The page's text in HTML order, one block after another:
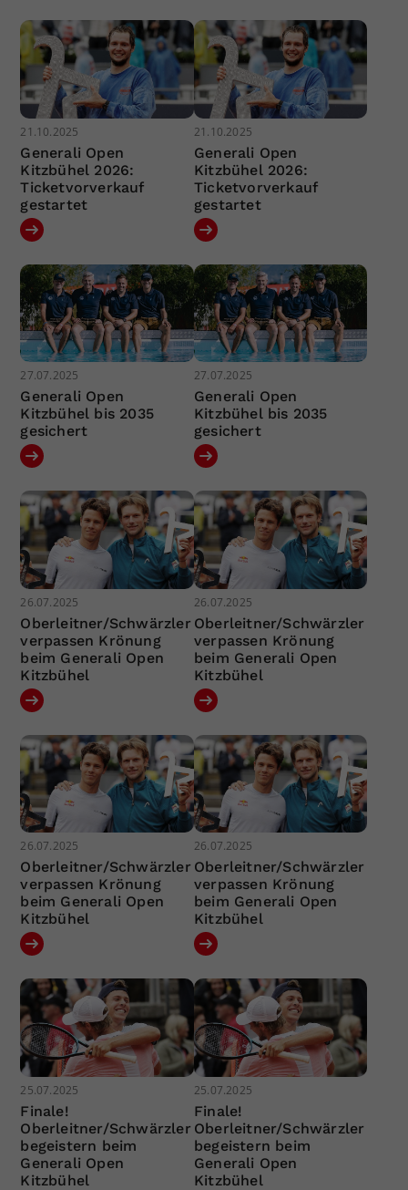
21.10.2025
Generali Open
Kitzbühel 2026:
Ticketvorverkauf
gestartet
21.10.2025
Generali Open
Kitzbühel 2026:
Ticketvorverkauf
gestartet
27.07.2025
Generali Open
Kitzbühel bis 2035
gesichert
27.07.2025
Generali Open
Kitzbühel bis 2035
gesichert
26.07.2025
Oberleitner/Schwärzler
verpassen Krönung
beim Generali Open
Kitzbühel
26.07.2025
Oberleitner/Schwärzler
verpassen Krönung
beim Generali Open
Kitzbühel
26.07.2025
Oberleitner/Schwärzler
verpassen Krönung
beim Generali Open
Kitzbühel
26.07.2025
Oberleitner/Schwärzler
verpassen Krönung
beim Generali Open
Kitzbühel
25.07.2025
Finale!
Oberleitner/Schwärzler
begeistern beim
Generali Open
Kitzbühel
25.07.2025
Finale!
Oberleitner/Schwärzler
begeistern beim
Generali Open
Kitzbühel